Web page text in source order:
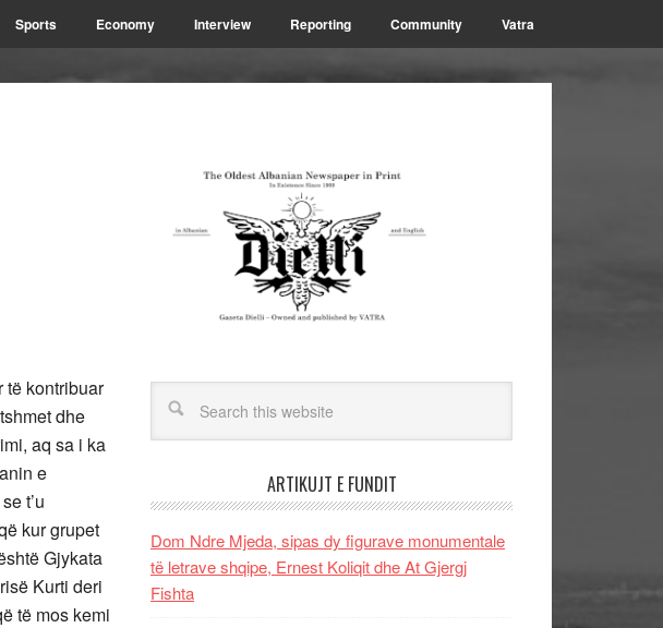
Sports Economy Interview Reporting Community Vatra
të kontribuar
dhe
aq sa i ka
e
t’u
kur grupet
Gjykata
Kurti deri
të mos kemi
ARTIKUJT E FUNDIT
Dom Ndre Mjeda, sipas dy figurave monumentale
të letrave shqipe, Ernest Koliqit dhe At Gjergj
Fishta